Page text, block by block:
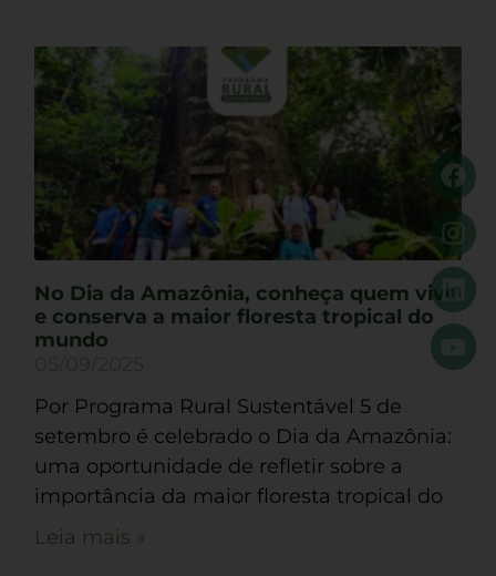
No Dia da Amazônia, conheça quem vive
e conserva a maior floresta tropical do
mundo
Por Programa Rural Sustentável 5 de
setembro é celebrado o Dia da Amazônia:
uma oportunidade de refletir sobre a
importância da maior floresta tropical do
Leia mais »